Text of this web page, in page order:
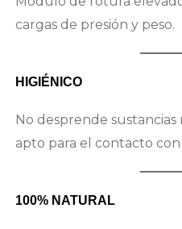
cargas de presión y peso.
HIGIÉNICO
No desprende
apto para el contacto con
100% NATURAL